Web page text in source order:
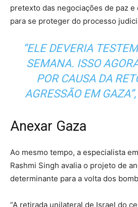
pretexto das negociações de paz e
para se proteger do processo
“ELE DEVERIA
SEMANA. ISSO
POR CAUSA DA
AGRESSÃO EM
Anexar Gaza
Ao mesmo tempo, a especialista
Rashmi Singh avalia o projeto de
determinante para a volta dos
“A retirada unilateral de Israel do